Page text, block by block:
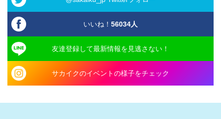
いいね！ 56034人
友達登録して最新情報を見逃さない！
サカイクのイベントの様子をチェック